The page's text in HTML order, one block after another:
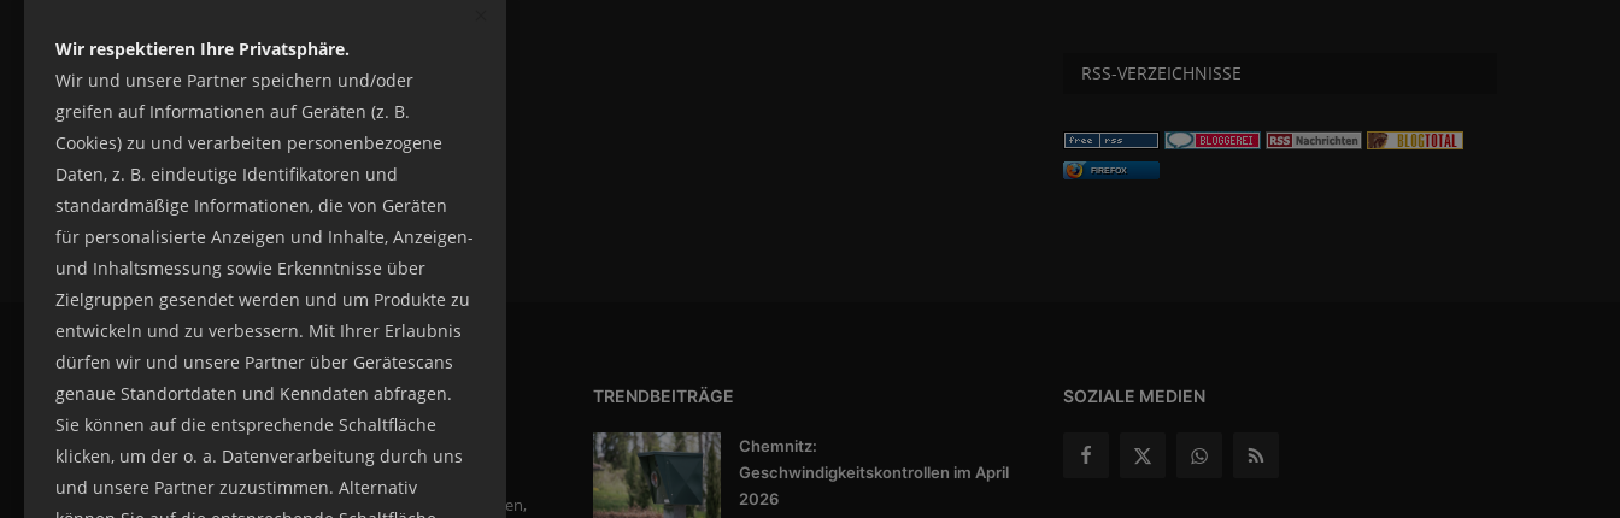
RSS-VERZEICHNISSE
FIREFOX
Sachsens Baustellenservice, Geschwindigkeitskontrollen,
TRENDBEITRÄGE
Chemnitz:
Geschwindigkeitskontrollen im April
2026
SOZIALE MEDIEN
Wir respektieren Ihre Privatsphäre.
Wir und unsere Partner speichern und/oder
greifen auf Informationen auf Geräten (z. B.
Cookies) zu und verarbeiten personenbezogene
Daten, z. B. eindeutige Identifikatoren und
standardmäßige Informationen, die von Geräten
für personalisierte Anzeigen und Inhalte, Anzeigen-
und Inhaltsmessung sowie Erkenntnisse über
Zielgruppen gesendet werden und um Produkte zu
entwickeln und zu verbessern. Mit Ihrer Erlaubnis
dürfen wir und unsere Partner über Gerätescans
genaue Standortdaten und Kenndaten abfragen.
Sie können auf die entsprechende Schaltfläche
klicken, um der o. a. Datenverarbeitung durch uns
und unsere Partner zuzustimmen. Alternativ